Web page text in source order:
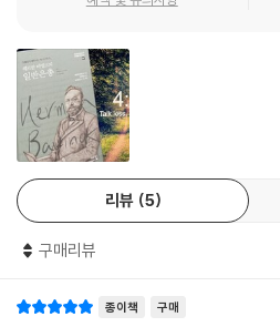
끼고 싶은 분이라면 이 책만큼 좋은 책은
박재은 교수 (총신대학교 신학대학원, 조
『헤르만 바빙크의 일반은총』이 새롭게
합니다. 그가 개혁신학적 관점에서 어떻게
主義와 超自然主義>라는 제목으로 총
일반은총이라는 주제는 16세기 종교개혁
리뷰 5
구매리뷰
종이책 구매